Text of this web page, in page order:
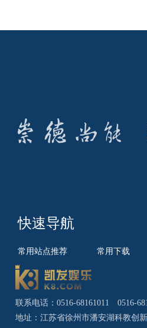
快速导航
常用站点推荐 常用下载
联系电话：0516-68161011 0516-
地址：江苏省徐州市潘安湖科教创